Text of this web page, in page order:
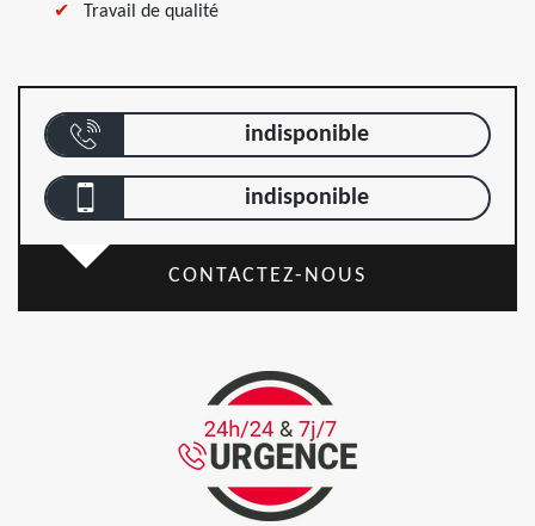
Travail de qualité
indisponible
indisponible
CONTACTEZ-NOUS